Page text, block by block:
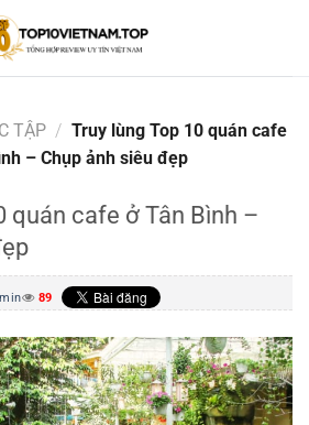
TẬP / Truy lùng Top 10 quán cafe
– Chụp ảnh siêu đẹp
quán cafe ở Tân Bình –
89